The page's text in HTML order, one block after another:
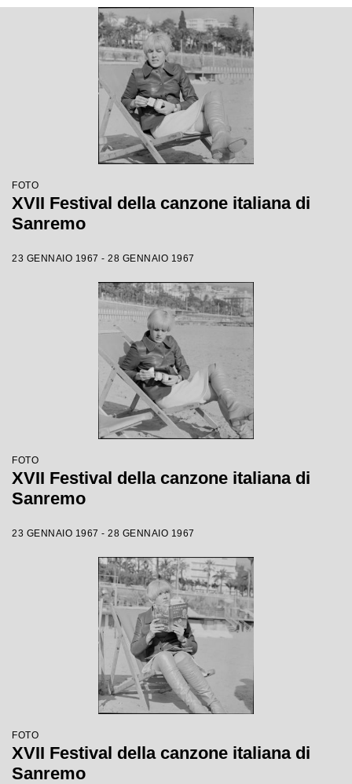
FOTO
XVII Festival della canzone italiana di
Sanremo
23 GENNAIO 1967 - 28 GENNAIO 1967
FOTO
XVII Festival della canzone italiana di
Sanremo
23 GENNAIO 1967 - 28 GENNAIO 1967
FOTO
XVII Festival della canzone italiana di
Sanremo